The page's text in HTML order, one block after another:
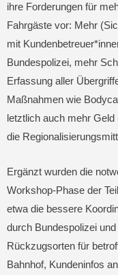
ihre Forderungen für
Fahrgäste vor: Mehr
mit
Bundespolizei, mehr
Erfassung aller
Maßnahmen wie
letztlich auch mehr
die
Ergänzt wurden die
Workshop-Phase der
etwa die bessere
durch Bundespolizei
Rückzugsorten für
Bahnhof, Kundeninfos